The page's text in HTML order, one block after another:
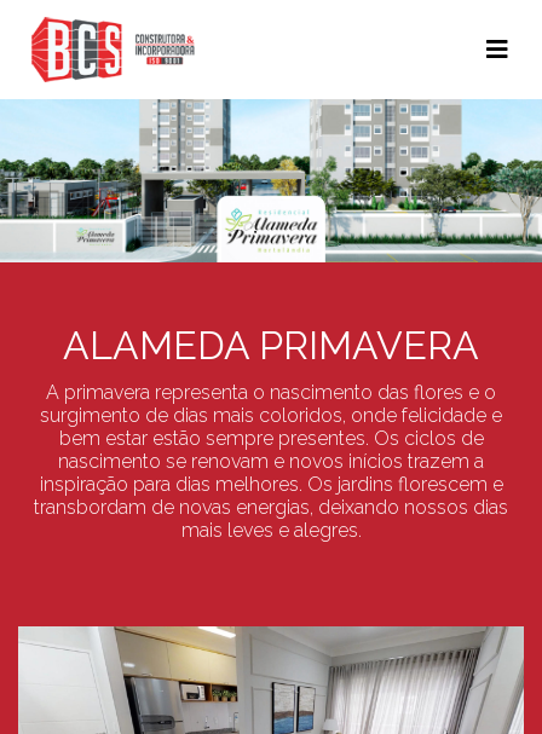
ALAMEDA PRIMAVERA
A primavera representa o nascimento das flores e o
surgimento de dias mais coloridos, onde felicidade e
bem estar estão sempre presentes. Os ciclos de
nascimento se renovam e novos inícios trazem a
inspiração para dias melhores. Os jardins florescem e
transbordam de novas energias, deixando nossos dias
mais leves e alegres.